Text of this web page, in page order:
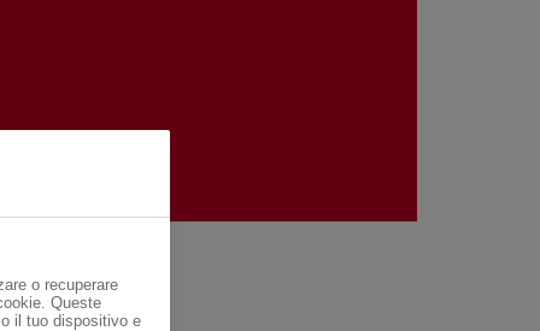
o recuperare
Queste
il tuo dispositivo e